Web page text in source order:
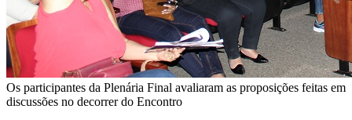
Os participantes da Plenária Final avaliaram as proposições feitas em
discussões no decorrer do Encontro